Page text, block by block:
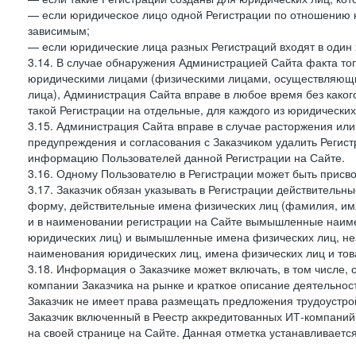
— если юридическое лицо одной Регистрации по отношению
зависимым;
— если юридические лица разных Регистраций входят в
3.14. В случае обнаружения Администрацией Сайта факта
юридическими лицами (физическими лицами,
лица), Администрация Сайта вправе в любое время без
такой Регистрации на отдельные, для каждого из
3.15. Администрация Сайта вправе в случае расторжения
предупреждения и согласования с Заказчиком удалить
информацию Пользователей данной Регистрации на Сайте.
3.16. Одному Пользователю в Регистрации может быть
3.17. Заказчик обязан указывать в Регистрации
форму, действительные имена физических лиц (фамилия,
и в наименовании регистрации на Сайте вымышленные
юридических лиц) и вымышленные имена физических лиц,
наименования юридических лиц, имена физических лиц и
3.18. Информация о Заказчике может включать, в том
компании Заказчика на рынке и краткое описание
Заказчик не имеет права размещать предложения
Заказчик включенный в Реестр аккредитованных ИТ-
на своей странице на Сайте. Данная отметка